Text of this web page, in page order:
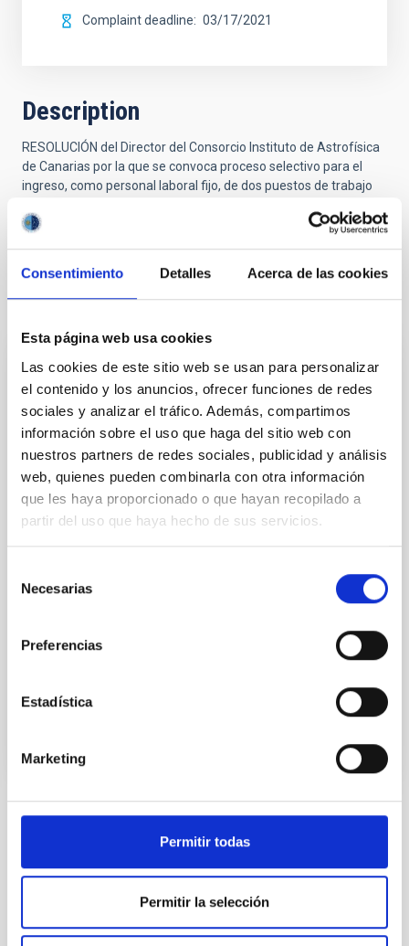
Consentimiento Detalles Acerca de las cookies
Esta página web usa cookies
Las cookies de este sitio web se usan para personalizar
el contenido y los anuncios, ofrecer funciones de redes
sociales y analizar el tráfico. Además, compartimos
información sobre el uso que haga del sitio web con
nuestros partners de redes sociales, publicidad y análisis
web, quienes pueden combinarla con otra información
que les haya proporcionado o que hayan recopilado a
partir del uso que haya hecho de sus servicios.
Necesarias
Preferencias
Estadística
Marketing
Permitir todas
Permitir la selección
Complaint deadline
03/17/2021
Description
RESOLUCIÓN del Director del Consorcio Instituto de Astrofísica
de Canarias por la que se convoca proceso selectivo para el
ingreso, como personal laboral fijo, de dos puestos de trabajo
Convenio colectivo del Instituto de Astrofísica de Canarias. Ref.
Selection tribunal
President Sra.
Irene
Instituto de Astrofísica de
Canarias (IAC)
GERENTE DEL ÁREA DE
INVESTIGACIÓN
PROFESSIONAL PROFILE
HIGHER NATIONAL DIPLOMA [UK] (QF-EHEA